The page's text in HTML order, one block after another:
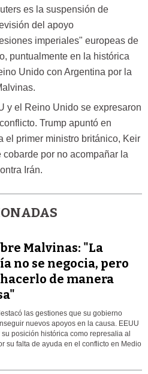
es la suspensión de
del apoyo
imperiales" europeas de
puntualmente en la histórica
Unido con Argentina por la
y el Reino Unido se expresaron
Trump apuntó en
el primer ministro británico, Keir
por no acompañar la
Irán.
Malvinas: "La
no se negocia, pero
de manera
las gestiones que su gobierno
nuevos apoyos en la causa. EEUU
posición histórica como represalia al
su falta de ayuda en el conflicto en Medio